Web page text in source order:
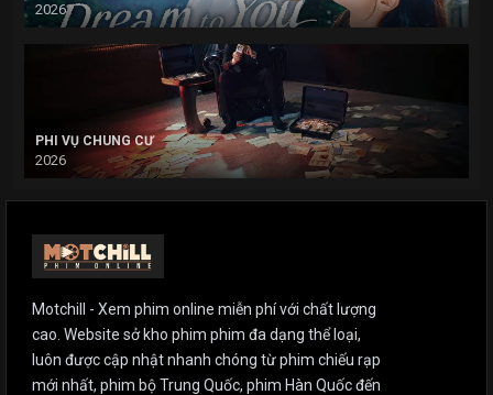
2026
PHI VỤ CHUNG CƯ
2026
Motchill - Xem phim online miễn phí với chất lượng
cao. Website sở kho phim phim đa dạng thể loại,
luôn được cập nhật nhanh chóng từ phim chiếu rạp
mới nhất, phim bộ Trung Quốc, phim Hàn Quốc đến